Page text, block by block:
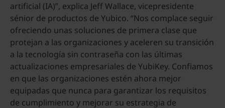
artificial (IA)”, explica Jeff Wallace, vicepresidente
sénior de productos de Yubico. “Nos complace seguir
ofreciendo unas soluciones de primera clase que
protejan a las organizaciones y aceleren su transición
a la tecnología sin contraseña con las últimas
actualizaciones empresariales de YubiKey. Confiamos
en que las organizaciones estén ahora mejor
equipadas que nunca para garantizar los requisitos
de cumplimiento y mejorar su estrategia de